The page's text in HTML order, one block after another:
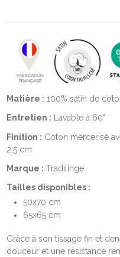
Matière : 100% satin de
Entretien : Lavable à 60°
Finition : Coton mercerisé
2,5 cm
Marque : Tradilinge
Tailles disponibles :
50x70 cm
65x65 cm
Grâce à son tissage fin et
douceur et une résistance